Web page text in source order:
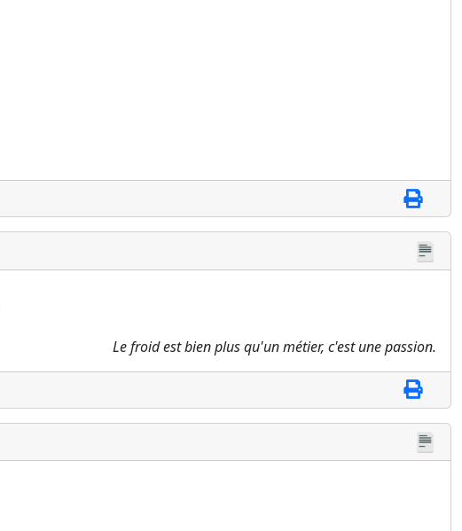
Le froid est bien plus qu'un métier, c'est une passion.